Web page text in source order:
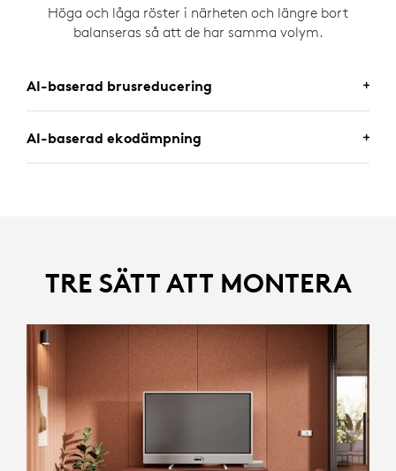
Höga och låga röster i närheten och längre bort
balanseras så att de har samma volym.
AI-baserad brusreducering
AI-baserad ekodämpning
TRE SÄTT ATT MONTERA